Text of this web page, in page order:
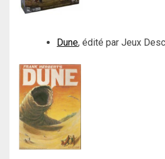
Dune, édité par Jeux